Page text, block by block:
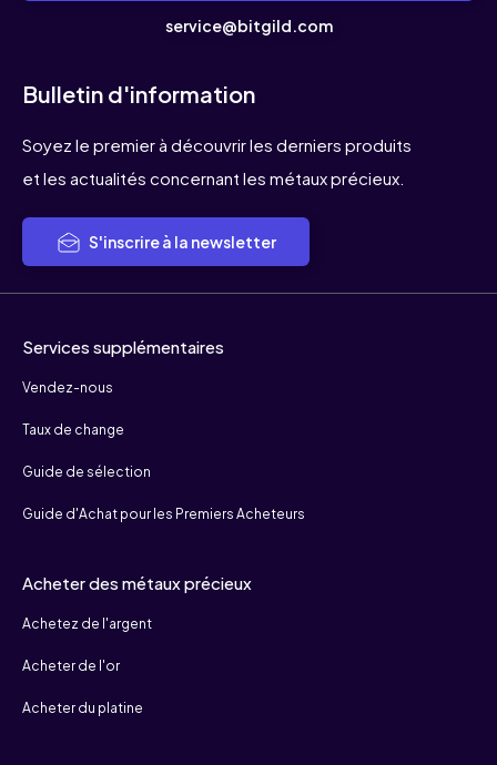
service@bitgild.com
Bulletin d'information
Soyez le premier à découvrir les derniers produits
et les actualités concernant les métaux précieux.
S'inscrire à la newsletter
Services supplémentaires
Vendez-nous
Taux de change
Guide de sélection
Guide d'Achat pour les Premiers Acheteurs
Acheter des métaux précieux
Achetez de l'argent
Acheter de l'or
Acheter du platine